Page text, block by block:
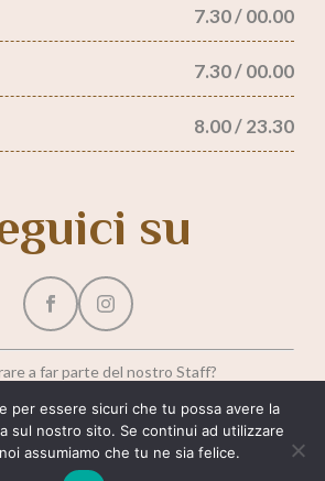
7.30 / 00.00
7.30 / 00.00
8.00 / 23.30
su
a far parte del nostro Staff?
CON NOI
per essere sicuri che tu possa avere la
sul nostro sito. Se continui ad utilizzare
assumiamo che tu ne sia felice.